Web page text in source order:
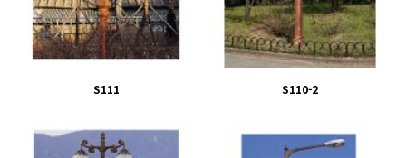
S111 S110-2